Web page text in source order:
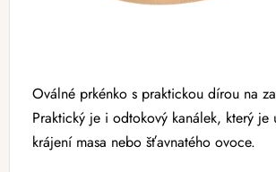
Oválné prkénko s praktickou dírou na
Praktický je i odtokový kanálek, který je
krájení masa nebo šťavnatého ovoce.